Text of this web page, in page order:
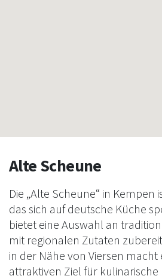
Alte Scheune
Die „Alte Scheune“ in Kempen
das sich auf deutsche Küche
bietet eine Auswahl an
mit regionalen Zutaten
in der Nähe von Viersen macht
attraktiven Ziel für